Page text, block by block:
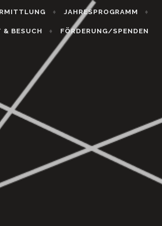
JAHRESPROGRAMM
& BESUCH FÖRDERUNG/SPENDEN